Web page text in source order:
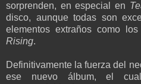
sorprenden, en especial en
disco, aunque todas son
elementos extraños como
Rising.
Definitivamente la fuerza del
ese nuevo álbum, el